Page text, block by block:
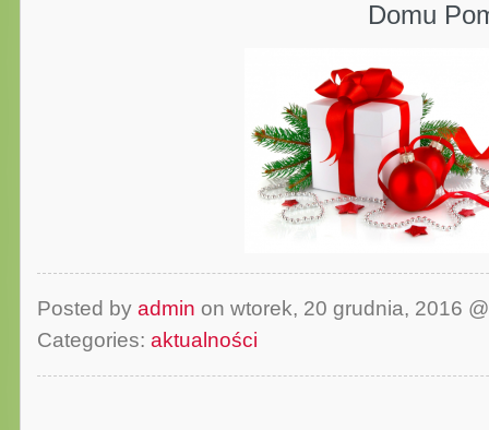
Domu
Posted by admin on wtorek, 20 grudnia, 2016
Categories: aktualności